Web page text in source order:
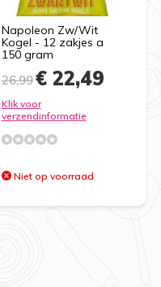
Napoleon Zw/Wit
Kogel - 12 zakjes a
150 gram
26,99€ 22,49
Klik voor
verzendinformatie
Niet op voorraad